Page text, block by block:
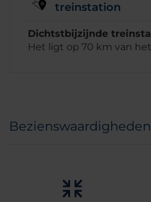
treinstation
Dichtstbijzijnde
Het ligt op 70 km van
Bezienswaardigheden